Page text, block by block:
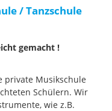
/ Tanzschule
gemacht !
private Musikschule
Schülern. Wir
wie z.B.